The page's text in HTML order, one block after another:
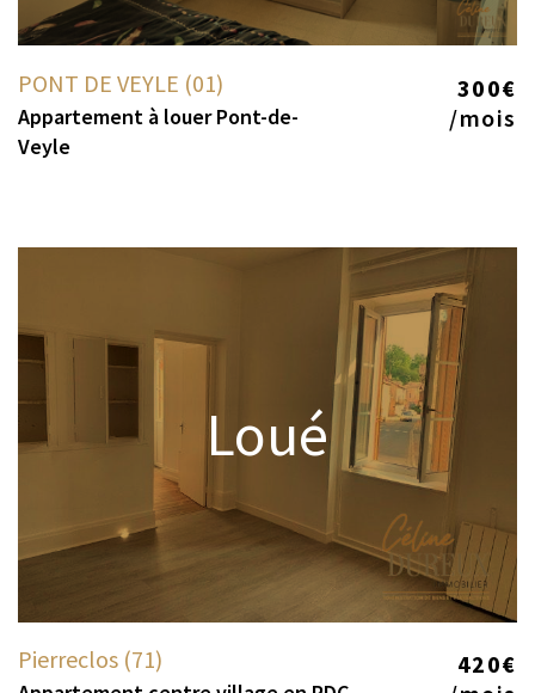
PONT DE VEYLE (01) 300€
Appartement à louer Pont-de-
Veyle
/mois
Loué
Pierreclos (71) 420€